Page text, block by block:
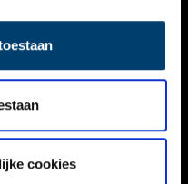
cookies